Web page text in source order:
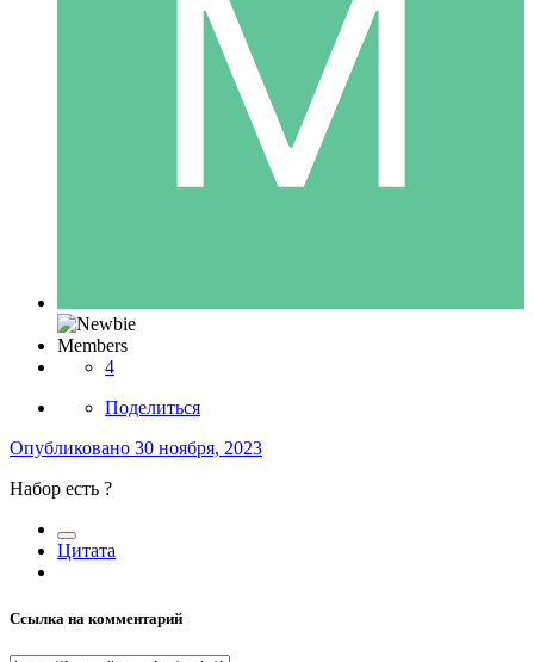
Members
4
Поделиться
Опубликовано 30 ноября, 2023
Набор есть ?
Цитата
Ссылка на комментарий